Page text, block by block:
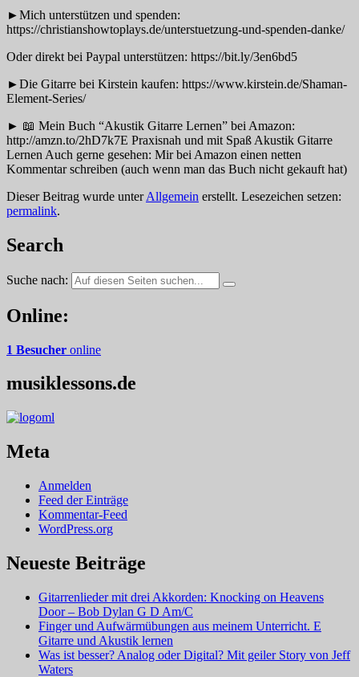
►Mich unterstützen und spenden:
https://christianshowtoplays.de/unterstuetzung-und-spenden-danke/
Oder direkt bei Paypal unterstützen: https://bit.ly/3en6bd5
►Die Gitarre bei Kirstein kaufen: https://www.kirstein.de/Shaman-
Element-Series/
► 📖 Mein Buch “Akustik Gitarre Lernen” bei Amazon:
http://amzn.to/2hD7k7E Praxisnah und mit Spaß Akustik Gitarre
Lernen Auch gerne gesehen: Mir bei Amazon einen netten
Kommentar schreiben (auch wenn man das Buch nicht gekauft hat)
Dieser Beitrag wurde unterAllgemein erstellt. Lesezeichen setzen:
permalink.
Search
Suche nach:
Online:
1 Besucher online
musiklessons.de
Meta
Anmelden
Feed der Einträge
Kommentar-Feed
WordPress.org
Neueste Beiträge
Gitarrenlieder mit drei Akkorden: Knocking on Heavens
Door – Bob Dylan G D Am/C
Finger und Aufwärmübungen aus meinem Unterricht. E
Gitarre und Akustik lernen
Was ist besser? Analog oder Digital? Mit geiler Story von Jeff
Waters